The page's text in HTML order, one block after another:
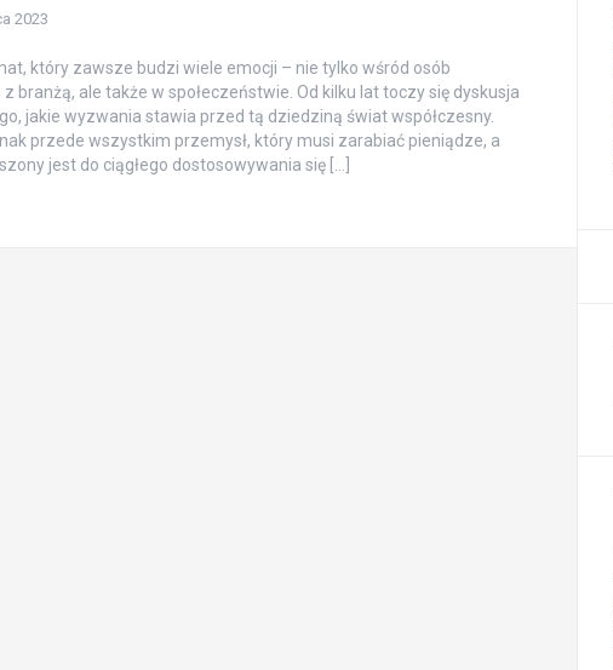
2023
który zawsze budzi wiele emocji – nie tylko wśród osób
branżą, ale także w społeczeństwie. Od kilku lat toczy się dyskusja
jakie wyzwania stawia przed tą dziedziną świat współczesny.
przede wszystkim przemysł, który musi zarabiać pieniądze, a
jest do ciągłego dostosowywania się […]